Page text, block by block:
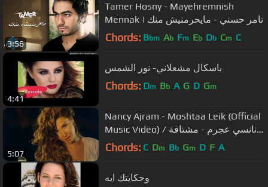
3:56
Tamer Hosny - Mayehremnish
Mennak | تامر حسني - مايحرمنيش منك
Chords: Bbm Ab Fm Eb Db Cm C
4:41
باسكال مشعلاني- نور الشمس
Chords: Dm Bb A G D Gm
5:07
Nancy Ajram - Moshtaa Leik (Official
Music Video) / نانسي عجرم - مشتاقة
ليك
Chords: C Dm Bb Gm D F A
وحكايتك ايه